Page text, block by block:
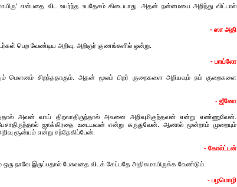
என்பதை விட உயர்ந்த உபதேசம் கிடையாது. அதன் நன்மையை அறிந்து விட்டால்
- ஸா அதி
பெற வேண்டிய அறிவு. அறிஞர் குணங்களில் ஒன்று.
- பாய்லோ
மெளனம் சிறந்ததாகும். அதன் மூலம் பிறர் குறைகளை அறியவும் நம் குறைகளை
- ஜீனோ
அவன் வாய் திறவாதிருந்தால் அவனை அறிவுமிகுந்தவன் என்று எண்ணுவேன்.
ஜாக்கிரதை உடையவன் என்று கருதுவேன். ஆனால் மூன்றாம் முறையும்
சூன்யம் என்று சந்தேகிப்பேன்.
- கோல்ட்டன்
ஒரு நாவே இருப்பதால் பேசுவதை விடக் கேட்பதே அதிகமாயிருக்க வேண்டும்.
- பழமொழி